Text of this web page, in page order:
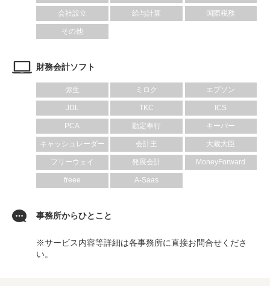
会社設立 給与計算 国際税務
その他
財務会計ソフト
弥生 ミロク エプソン
JDL TKC ICS
PCA 勘定奉行 キーパー
キャッシュレーダー 会計王 大蔵大臣
フリーウェイ 発展会計 MoneyForward
freee A-Saas
事務所からひとこと
※サービス内容等詳細は各事務所に直接お問合せくださ
い。